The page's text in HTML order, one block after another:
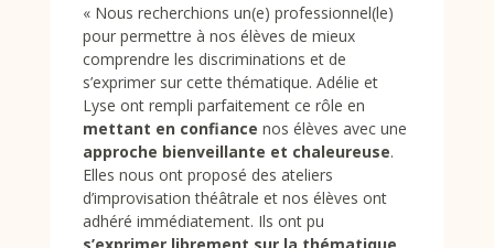
« Nous recherchions un(e) professionnel(le)
pour permettre à nos élèves de mieux
comprendre les discriminations et de
s’exprimer sur cette thématique. Adélie et
Lyse ont rempli parfaitement ce rôle en
mettant en confiance nos élèves avec une
approche bienveillante et chaleureuse.
Elles nous ont proposé des ateliers
d’improvisation théâtrale et nos élèves ont
adhéré immédiatement. Ils ont pu